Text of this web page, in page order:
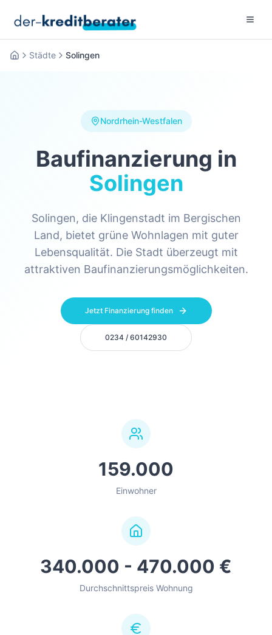
Menu
Startseite
Städte Solingen
Nordrhein-Westfalen
Baufinanzierung in
Solingen
Solingen, die Klingenstadt im Bergischen
Land, bietet grüne Wohnlagen mit guter
Lebensqualität. Die Stadt überzeugt mit
attraktiven Baufinanzierungsmöglichkeiten.
Jetzt Finanzierung finden
0234 / 60142930
159.000
Einwohner
340.000 - 470.000 €
Durchschnittspreis Wohnung